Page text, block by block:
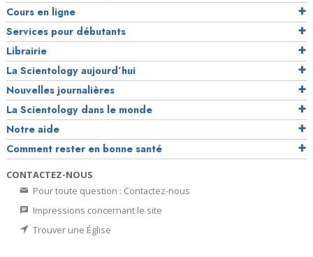
Cours en ligne
Services pour débutants
Librairie
La Scientology aujourd’hui
Nouvelles journalières
La Scientology dans le monde
Notre aide
Comment rester en bonne santé
CONTACTEZ-NOUS
Pour toute question : Contactez-nous
Impressions concernant le site
Trouver une Église